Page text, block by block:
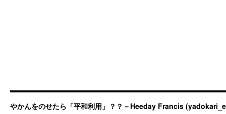
やかんをのせたら「平和利用」？？－Heeday Francis